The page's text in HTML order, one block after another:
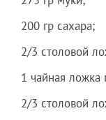
200 гр сахара;
2/3 столовой
1 чайная ложка
2/3 столовой